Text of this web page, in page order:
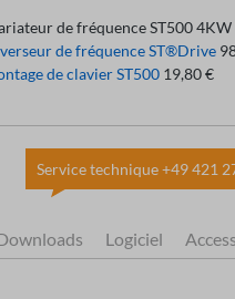
de fréquence ST500
de fréquence ST®Drive
de clavier ST500 19,80 €
Service technique +49 421
Logiciel